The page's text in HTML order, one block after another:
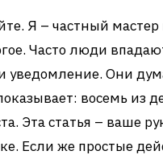
Я – частный
Часто люди
Они
восемь из
Эта статья – ваше
Если же простые